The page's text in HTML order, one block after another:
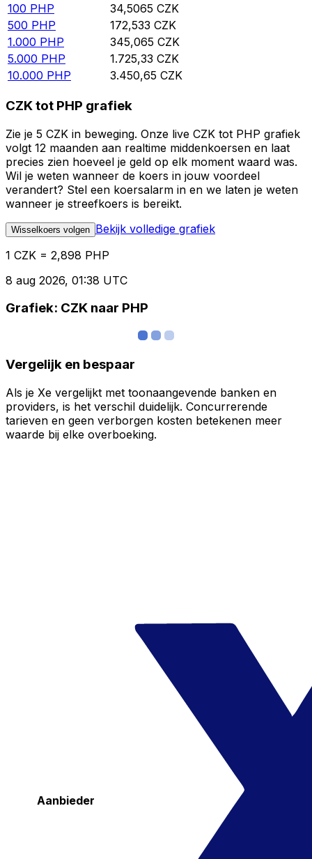
100 PHP 34,5065 CZK
500 PHP 172,533 CZK
1.000 PHP 345,065 CZK
5.000 PHP 1.725,33 CZK
10.000 PHP 3.450,65 CZK
CZK tot PHP grafiek
Zie je 5 CZK in beweging. Onze live CZK tot PHP grafiek
volgt 12 maanden aan realtime middenkoersen en laat
precies zien hoeveel je geld op elk moment waard was.
Wil je weten wanneer de koers in jouw voordeel
verandert? Stel een koersalarm in en we laten je weten
wanneer je streefkoers is bereikt.
Wisselkoers volgen Bekijk volledige grafiek
1 CZK = 2,898 PHP
8 aug 2026, 01:38 UTC
Grafiek: CZK naar PHP
Vergelijk en bespaar
Als je Xe vergelijkt met toonaangevende banken en
providers, is het verschil duidelijk. Concurrerende
tarieven en geen verborgen kosten betekenen meer
waarde bij elke overboeking.
Aanbieder